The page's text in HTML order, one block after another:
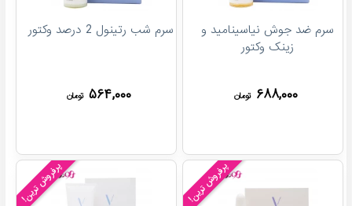
سرم ضد جوش نیاسینامید و
زینک وکتور
۶۸۸,۰۰۰ تومان
سرم شب رتینول 2 درصد وکتور
۵۶۴,۰۰۰ تومان
پرفروش ترین! پرفروش ترین!